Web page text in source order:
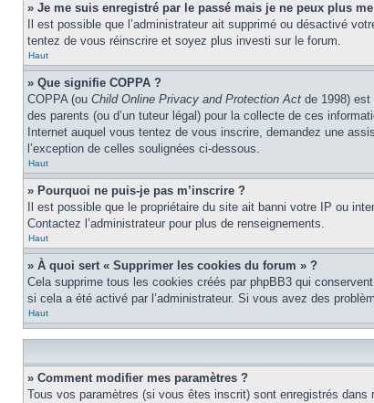
» Je me suis enregistré par le passé mais je ne peux plus
Il est possible que l’administrateur ait supprimé ou désactivé
tentez de vous réinscrire et soyez plus investi sur le forum.
Haut
» Que signifie COPPA ?
COPPA (ou Child Online Privacy and Protection Act de 1998)
des parents (ou d’un tuteur légal) pour la collecte de ces
Internet auquel vous tentez de vous inscrire, demandez une
l’exception de celles soulignées ci-dessous.
Haut
» Pourquoi ne puis-je pas m’inscrire ?
Il est possible que le propriétaire du site ait banni votre IP ou
Contactez l’administrateur pour plus de renseignements.
Haut
» À quoi sert « Supprimer les cookies du forum » ?
Cela supprime tous les cookies créés par phpBB3 qui
si cela a été activé par l’administrateur. Si vous avez des
Haut
» Comment modifier mes paramètres ?
Tous vos paramètres (si vous êtes inscrit) sont enregistrés